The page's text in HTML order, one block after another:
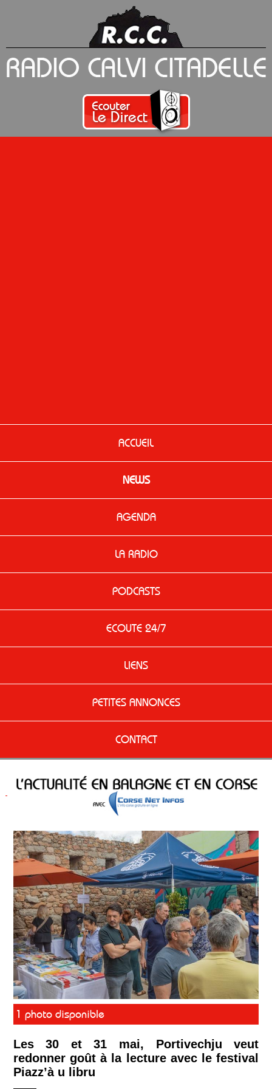
ACCUEIL
NEWS
AGENDA
LA RADIO
PODCASTS
ECOUTE 24/7
LIENS
PETITES ANNONCES
CONTACT
1 photo disponible
Les 30 et 31 mai, Portivechju veut
redonner goût à la lecture avec le festival
Piazz’à u libru